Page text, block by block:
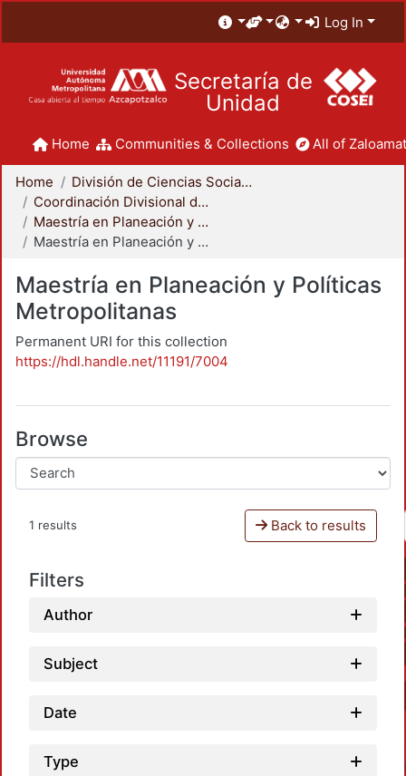
Log In
Secretaría de
Unidad
Home Communities & Collections All of
Home
División de Ciencias Sociales y Humanidades
Coordinación Divisional de Posgrado
Maestría en Planeación y Políticas Metropolitanas
Maestría en Planeación y Políticas Metropolitanas
Maestría en Planeación y Políticas
Metropolitanas
Permanent URI for this collection
https://hdl.handle.net/11191/7004
Browse
1 results Back to results
Filters
Author
Subject
Date
Type